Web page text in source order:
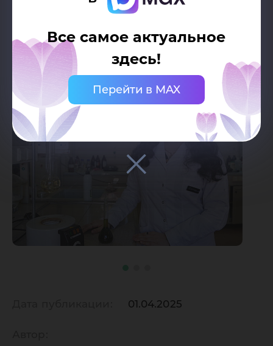
Все самое актуальное
здесь!
Перейти в MAX
01.04.2025